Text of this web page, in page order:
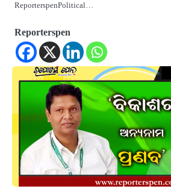
ReporterspenPolitical…
Reporterspen